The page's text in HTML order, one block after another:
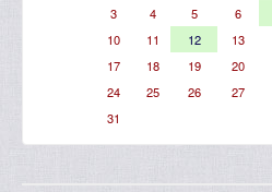
3
4 5 6
10
11 12 13
17
18 19 20
24
25 26 27
31